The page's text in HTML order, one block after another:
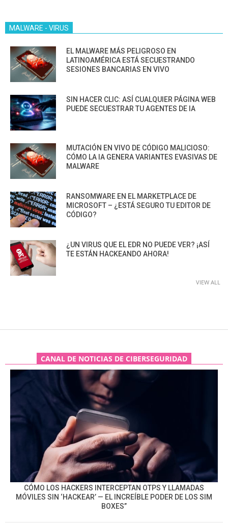
MALWARE - VIRUS
EL MALWARE MÁS PELIGROSO EN
LATINOAMÉRICA ESTÁ SECUESTRANDO
SESIONES BANCARIAS EN VIVO
SIN HACER CLIC: ASÍ CUALQUIER PÁGINA WEB
PUEDE SECUESTRAR TU AGENTES DE IA
MUTACIÓN EN VIVO DE CÓDIGO MALICIOSO:
CÓMO LA IA GENERA VARIANTES EVASIVAS DE
MALWARE
RANSOMWARE EN EL MARKETPLACE DE
MICROSOFT – ¿ESTÁ SEGURO TU EDITOR DE
CÓDIGO?
¿UN VIRUS QUE EL EDR NO PUEDE VER? ¡ASÍ
TE ESTÁN HACKEANDO AHORA!
VIEW ALL
CANAL DE NOTICIAS DE CIBERSEGURIDAD
CÓMO LOS HACKERS INTERCEPTAN OTPS Y LLAMADAS
MÓVILES SIN ‘HACKEAR’ — EL INCREÍBLE PODER DE LOS SIM
BOXES”